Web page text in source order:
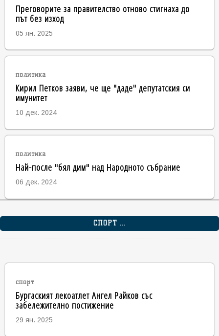
Преговорите за правителство отново стигнаха до
път без изход
05 ян. 2025
политика
Кирил Петков заяви, че ще "даде" депутатския си
имунитет
10 дек. 2024
политика
Най-после "бял дим" над Народното събрание
06 дек. 2024
СПОРТ ...
спорт
Бургаският лекоатлет Ангел Райков със
забележително постижение
29 ян. 2025